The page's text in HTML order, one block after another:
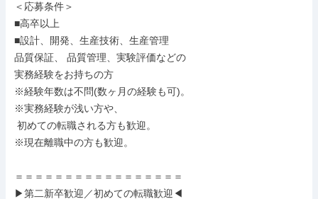
＜応募条件＞
■高卒以上
■設計、開発、生産技術、生産管理
品質保証、 品質管理、実験評価などの
実務経験をお持ちの方
※経験年数は不問(数ヶ月の経験も可)。
※実務経験が浅い方や、
※現在離職中の方も歓迎。
＝＝＝＝＝＝＝＝＝＝＝＝＝＝＝＝＝
▶第二新卒歓迎／初めての転職歓迎◀